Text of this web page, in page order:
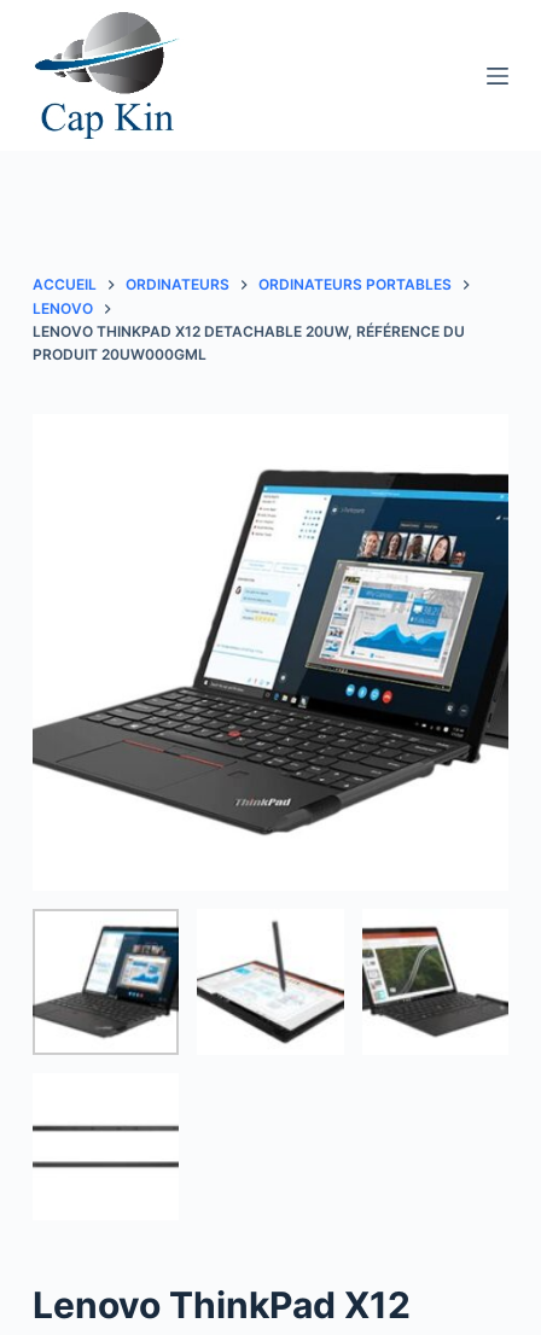
c
o
n
ACCUEIL ORDINATEURS
ORDINATEURS PORTABLES
LENOVO
LENOVO THINKPAD X12 DETACHABLE 20UW, RÉFÉRENCE DU
PRODUIT 20UW000GML
Lenovo ThinkPad X12